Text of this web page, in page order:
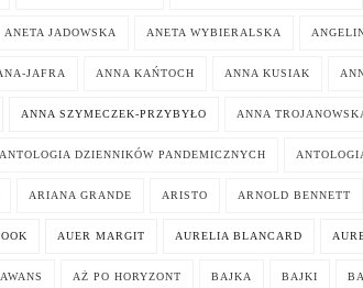
ANETA JADOWSKA ANETA WYBIERALSKA
JAFRA ANNA KAŃTOCH ANNA KUSIAK
ANNA SZYMECZEK-PRZYBYŁO ANNA
ANTOLOGIA DZIENNIKÓW PANDEMICZNYCH
ARIANA GRANDE ARISTO ARNOLD BENNETT
AUER MARGIT AURELIA BLANCARD
AWANS AŻ PO HORYZONT BAJKA BAJKI